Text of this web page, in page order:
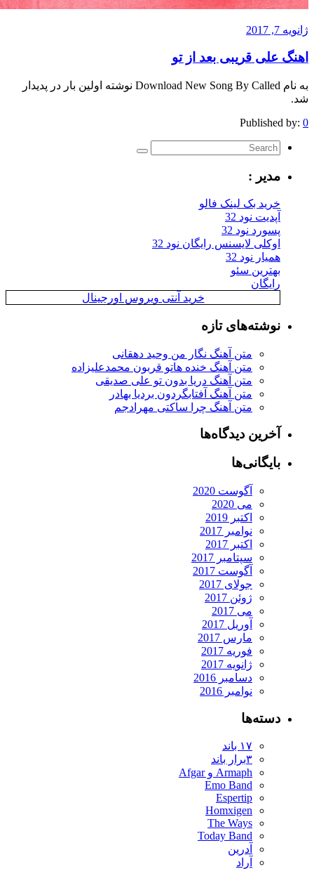
علی قریبی بعد از تو
به نام Download New Song By Called نوشته اولین بار در پدیدار
مدیر :
خرید بک لینک فالو
آپدیت نود 32
پسورد نود 32
اوکلی لایسنس رایگان نود 32
همیار نود 32
بهترین سئو
رایگان
خرید آنتی ویروس اورجینال
نوشته‌های تازه
متن آهنگ نگار من وحید دهقانی
متن آهنگ خنده هاتو قربون محمدعلیزاده
متن آهنگ دریا بدون تو علی صدیقی
متن آهنگ آفتابگردون بردیا بهادر
متن آهنگ چرا ساکتی مهرادجم
آخرین دیدگاه‌ها
بایگانی‌ها
آگوست 2020
می 2020
اکتبر 2019
نوامبر 2017
اکتبر 2017
سپتامبر 2017
آگوست 2017
جولای 2017
ژوئن 2017
می 2017
آوریل 2017
مارس 2017
فوریه 2017
ژانویه 2017
دسامبر 2016
نوامبر 2016
دسته‌ها
Armaph و Afgar
Emo Band
Espertip
Homxigen
The Ways
Today Band
آدرین